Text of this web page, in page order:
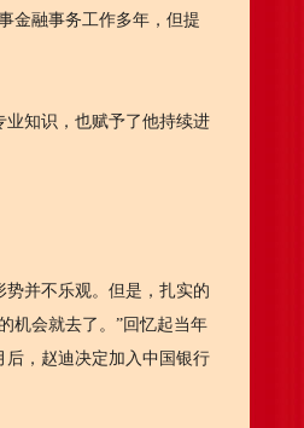
金融事务工作多年，但提
知识，也赋予了他持续进
并不乐观。但是，扎实的
机会就去了。”回忆起当年
后，赵迪决定加入中国银行